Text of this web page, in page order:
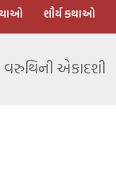
શૌર્ય કથાઓ
વરુથિની એકાદશી